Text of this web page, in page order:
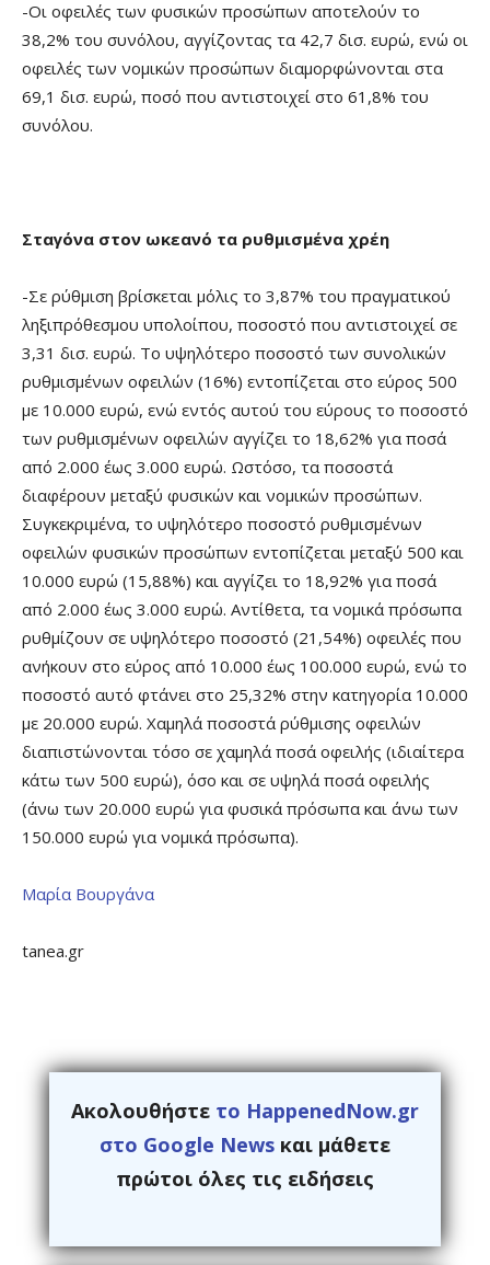
-Οι οφειλές των φυσικών προσώπων αποτελούν το
38,2% του συνόλου, αγγίζοντας τα 42,7 δισ. ευρώ, ενώ οι
οφειλές των νομικών προσώπων διαμορφώνονται στα
69,1 δισ. ευρώ, ποσό που αντιστοιχεί στο 61,8% του
συνόλου.
Σταγόνα στον ωκεανό τα ρυθμισμένα χρέη
-Σε ρύθμιση βρίσκεται μόλις το 3,87% του πραγματικού
ληξιπρόθεσμου υπολοίπου, ποσοστό που αντιστοιχεί σε
3,31 δισ. ευρώ. Το υψηλότερο ποσοστό των συνολικών
ρυθμισμένων οφειλών (16%) εντοπίζεται στο εύρος 500
με 10.000 ευρώ, ενώ εντός αυτού του εύρους το ποσοστό
των ρυθμισμένων οφειλών αγγίζει το 18,62% για ποσά
από 2.000 έως 3.000 ευρώ. Ωστόσο, τα ποσοστά
διαφέρουν μεταξύ φυσικών και νομικών προσώπων.
Συγκεκριμένα, το υψηλότερο ποσοστό ρυθμισμένων
οφειλών φυσικών προσώπων εντοπίζεται μεταξύ 500 και
10.000 ευρώ (15,88%) και αγγίζει το 18,92% για ποσά
από 2.000 έως 3.000 ευρώ. Αντίθετα, τα νομικά πρόσωπα
ρυθμίζουν σε υψηλότερο ποσοστό (21,54%) οφειλές που
ανήκουν στο εύρος από 10.000 έως 100.000 ευρώ, ενώ το
ποσοστό αυτό φτάνει στο 25,32% στην κατηγορία 10.000
με 20.000 ευρώ. Χαμηλά ποσοστά ρύθμισης οφειλών
διαπιστώνονται τόσο σε χαμηλά ποσά οφειλής (ιδιαίτερα
κάτω των 500 ευρώ), όσο και σε υψηλά ποσά οφειλής
(άνω των 20.000 ευρώ για φυσικά πρόσωπα και άνω των
150.000 ευρώ για νομικά πρόσωπα).
Μαρία Βουργάνα
tanea.gr
Ακολουθήστε το HappenedNow.gr
στο Google News και μάθετε
πρώτοι όλες τις ειδήσεις